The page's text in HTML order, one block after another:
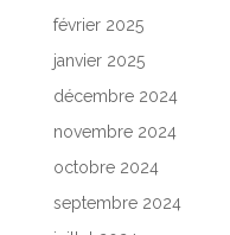
février 2025
janvier 2025
décembre 2024
novembre 2024
octobre 2024
septembre 2024